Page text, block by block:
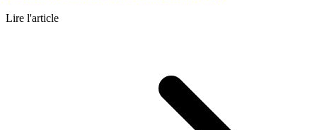
Lire l'article